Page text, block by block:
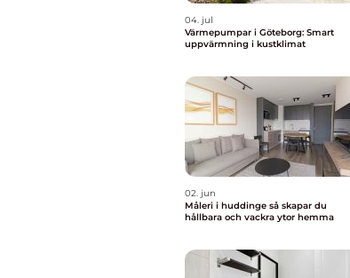
04. jul
Värmepumpar i Göteborg: Smart
uppvärmning i kustklimat
02. jun
Måleri i huddinge så skapar du
hållbara och vackra ytor hemma